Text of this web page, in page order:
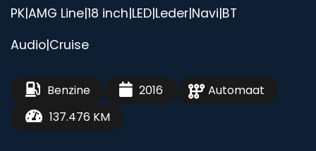
PK|AMG Line|18 inch|LED|Leder|Navi|BT
Audio|Cruise
Benzine 2016
Automaat
137.476 KM